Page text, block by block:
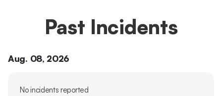
Past Incidents
Aug. 08, 2026
No incidents reported